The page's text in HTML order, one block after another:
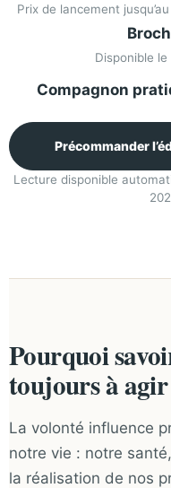
Prix de lancement
Disponible
Compagnon
Précommander
Lecture disponible
Pourquoi
toujours à
La volonté influence
notre vie : notre
la réalisation de nos